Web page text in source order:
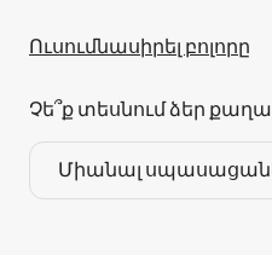
Ուսումնասիրել բոլորը
Չե՞ք տեսնում ձեր
Միանալ